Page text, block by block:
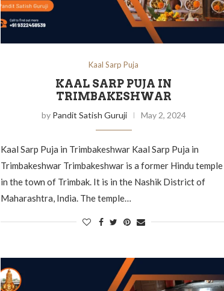
Kaal Sarp Puja
KAAL SARP PUJA IN
TRIMBAKESHWAR
by Pandit Satish Guruji May 2, 2024
Kaal Sarp Puja in Trimbakeshwar Kaal Sarp Puja in
Trimbakeshwar Trimbakeshwar is a former Hindu temple
in the town of Trimbak. It is in the Nashik District of
Maharashtra, India. The temple…